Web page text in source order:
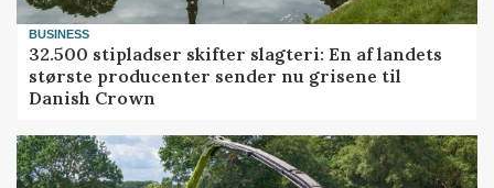
BUSINESS
32.500 stipladser skifter slagteri: En af landets
største producenter sender nu grisene til
Danish Crown